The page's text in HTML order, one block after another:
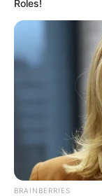
Roles!
BRAINBERRIES